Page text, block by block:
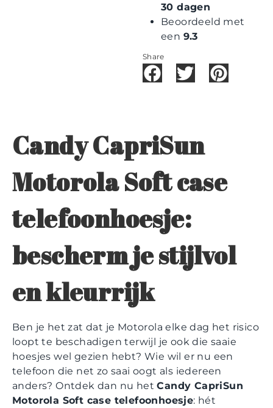
30 dagen
Beoordeeld met
een 9.3
Share
Candy CapriSun
Motorola Soft case
telefoonhoesje:
bescherm je stijlvol
en kleurrijk
Ben je het zat dat je Motorola elke dag het risico
loopt te beschadigen terwijl je ook die saaie
hoesjes wel gezien hebt? Wie wil er nu een
telefoon die net zo saai oogt als iedereen
anders? Ontdek dan nu hetCandy CapriSun
Motorola Soft case telefoonhoesje: hét